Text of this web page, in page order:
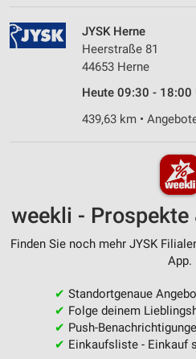
JYSK Herne
Heerstraße 81
44653 Herne
Heute 09:30 - 18:00
439,63 km •
weekli - Prospekte
Finden Sie noch mehr JYSK
App.
✔ Standortgenaue
✔ Folge deinem
✔ Push-
✔ Einkaufsliste - Einkauf